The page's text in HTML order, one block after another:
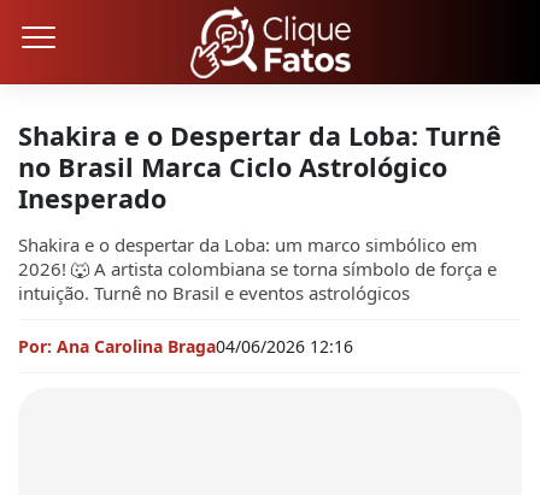
Shakira e o Despertar da Loba: Turnê
no Brasil Marca Ciclo Astrológico
Inesperado
Shakira e o despertar da Loba: um marco simbólico em
2026! 🐺 A artista colombiana se torna símbolo de força e
intuição. Turnê no Brasil e eventos astrológicos
Por: Ana Carolina Braga04/06/2026 12:16